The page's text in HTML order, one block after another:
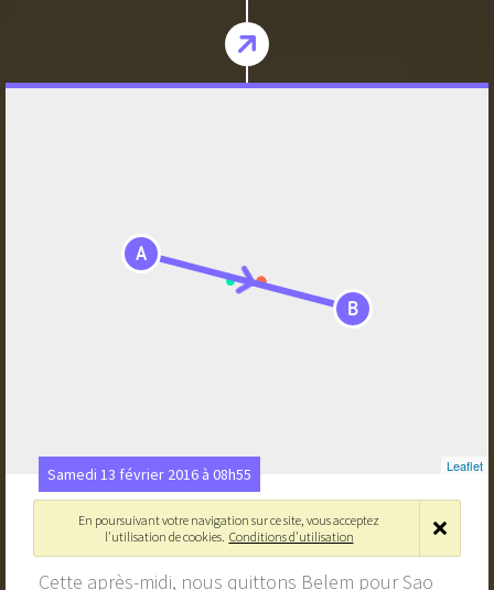
A
B
Leaflet
Samedi 13 février 2016 à 08h55
Direction Sao Luis
Belém, Pará, Brésil›São Luís - Maranhão, Brésil
Cette après-midi, nous quittons Belem pour Sao
En poursuivant votre navigation sur ce site, vous acceptez
l'utilisation de cookies. Conditions d'utilisation